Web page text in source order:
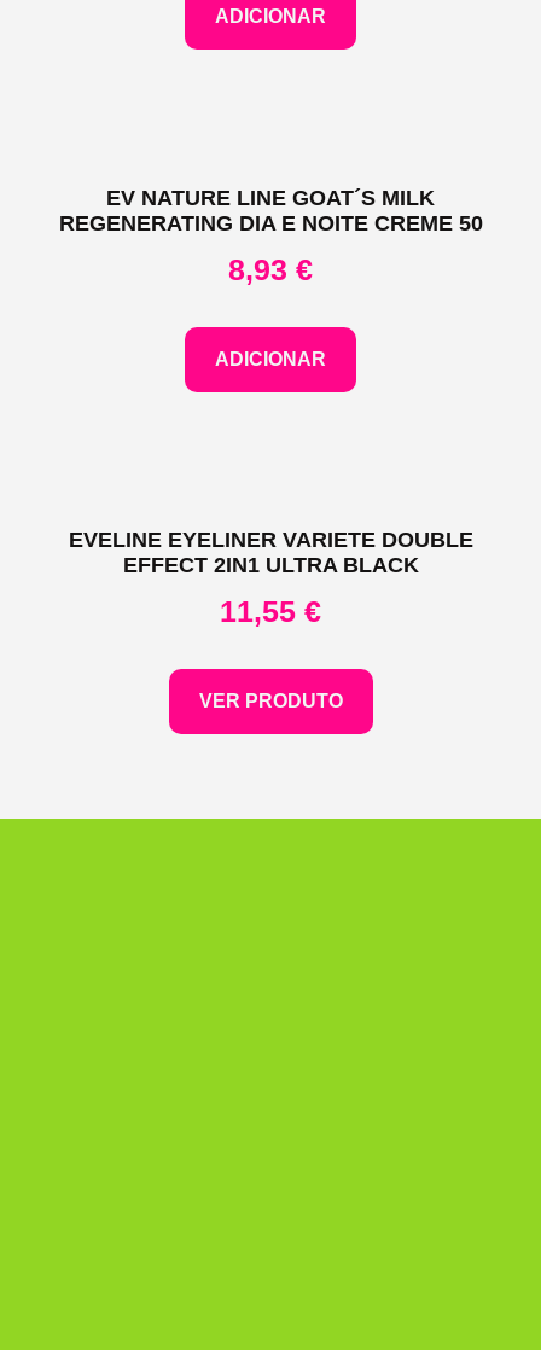
ADICIONAR
EV NATURE LINE GOAT´S MILK
REGENERATING DIA E NOITE CREME 50
8,93 €
ADICIONAR
EVELINE EYELINER VARIETE DOUBLE
EFFECT 2IN1 ULTRA BLACK
11,55 €
VER PRODUTO